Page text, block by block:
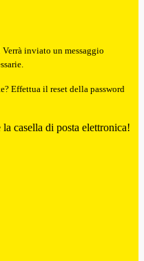
Verrà inviato un messaggio
Effettua il reset della password
casella di posta elettronica!